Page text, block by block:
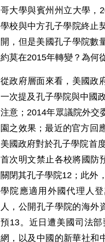
哥大學與賓州州立大學，
學校與中方孔子學院終止
開，但是美國孔子學院數
約莫在2015年轉變？為何
從政府層面來看，美國政
一次提及孔子學院與中國
注意；2014年眾議院外交
園之效果；最近的官方回
美國政府對於孔子學院首
首次明文禁止各校將國防
關閉其孔子學院12；此外
學院應適用外國代理人
人，公開孔子學院的海外
預13。近日遭美國司法
網，以及中國的新華社和